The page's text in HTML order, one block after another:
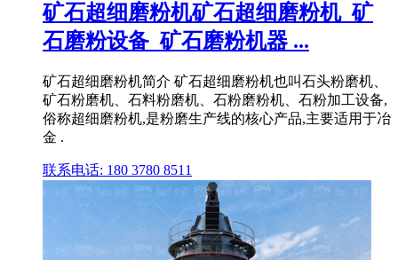
矿石超细磨粉机矿石超细磨粉机_矿
石磨粉设备_矿石磨粉机器 ...
矿石超细磨粉机简介 矿石超细磨粉机也叫石头粉磨机、
矿石粉磨机、石料粉磨机、石粉磨粉机、石粉加工设备,
俗称超细磨粉机,是粉磨生产线的核心产品,主要适用于冶
金 .
联系电话: 180 3780 8511